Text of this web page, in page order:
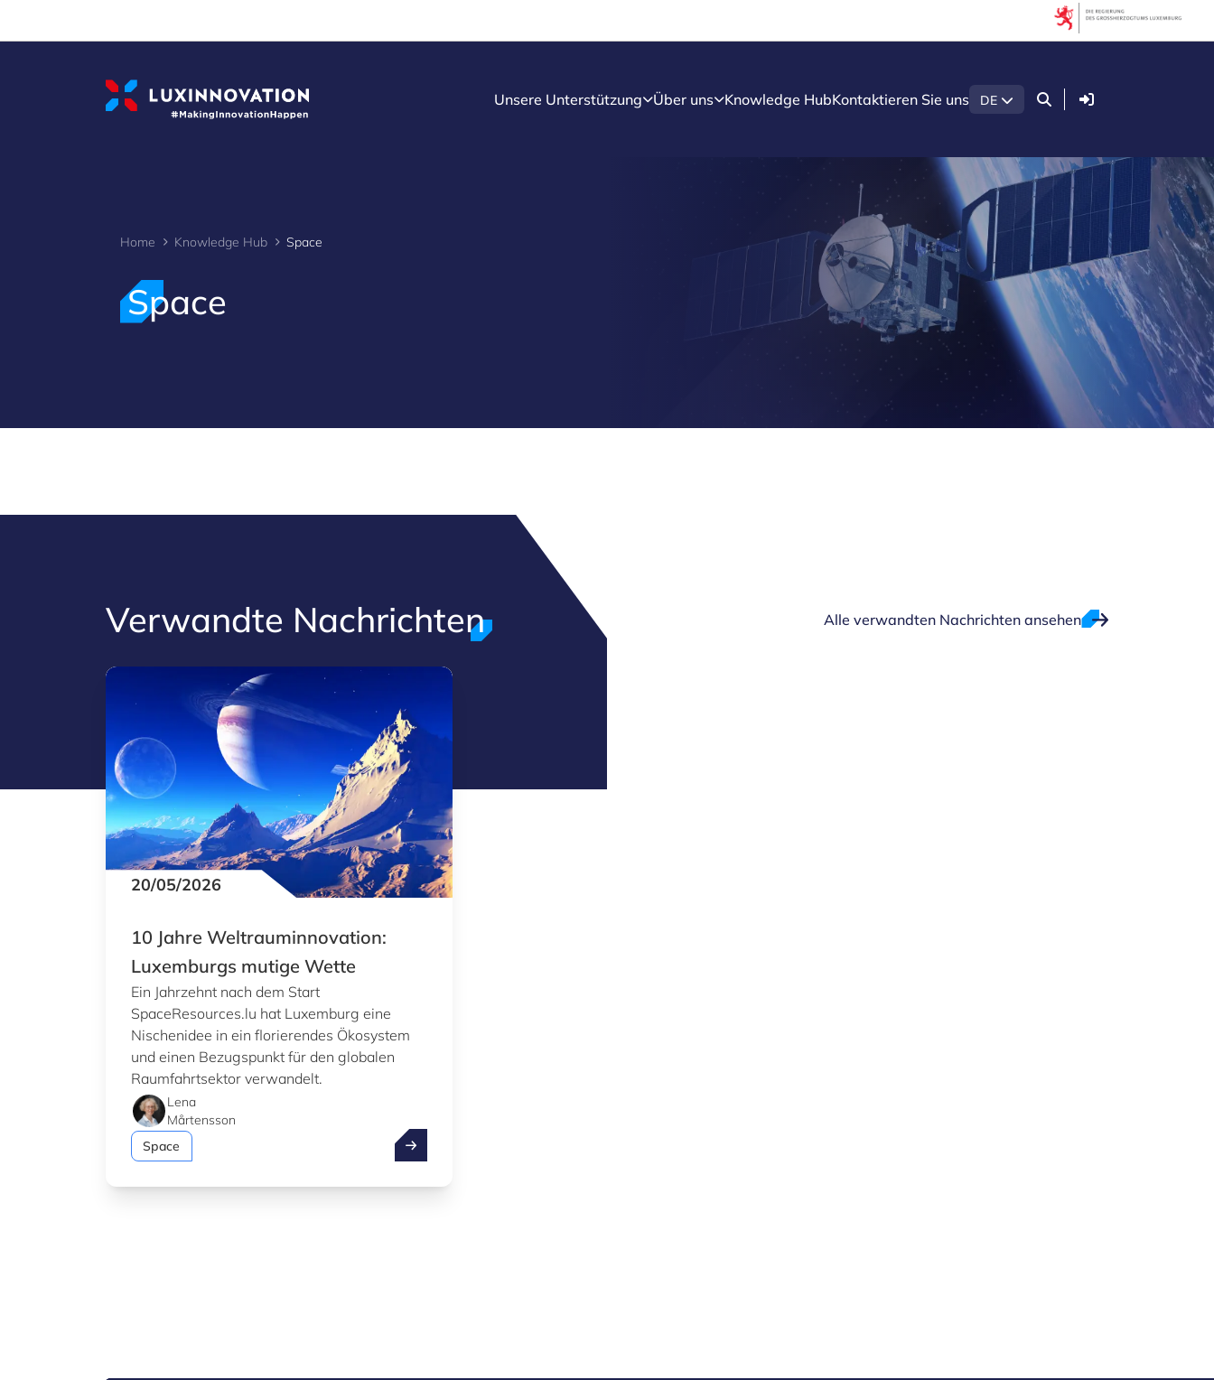
Unsere Unterstützung Über uns Knowledge HubKontaktieren Sie uns DE Anmelden
Home Knowledge Hub Space
Space
Verwandte Nachrichten Alle verwandten Nachrichten ansehen
20/05/2026
10 Jahre Weltrauminnovation:
Luxemburgs mutige Wette
Ein Jahrzehnt nach dem Start
SpaceResources.lu hat Luxemburg eine
Nischenidee in ein florierendes Ökosystem
und einen Bezugspunkt für den globalen
Raumfahrtsektor verwandelt.
Lena
Mårtensson
Space
10 Jahre Weltrauminnovation: Luxemburgs mutige Wette